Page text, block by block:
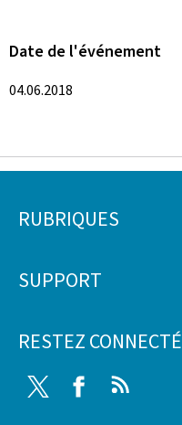
Date de l'événement
04.06.2018
Pied
page
RUBRIQUES
SUPPORT
RESTEZ CONNECTÉ
Twitter Facebook